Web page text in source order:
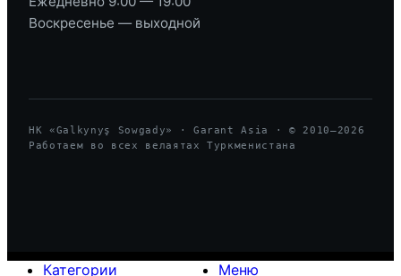
Воскресенье — выходной
HK «Galkynyş Sowgady» · Garant Asia · © 2010—2026
Работаем во всех велаятах Туркменистана
Меню
Категории